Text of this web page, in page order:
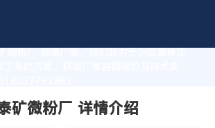
微粉厂 制造厂家，我们致力于为您量身定
系统方案。获取厂家直销报价及技术支
矿微粉厂 详情介绍